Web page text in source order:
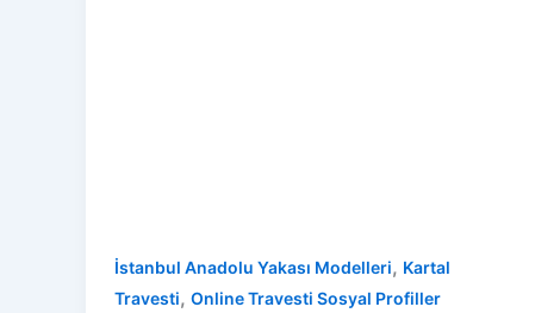
İstanbul Anadolu Yakası Modelleri, Kartal
Travesti, Online Travesti Sosyal Profiller